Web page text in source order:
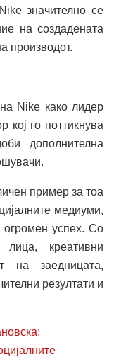
значително се
на создадената
производот.
Nike како лидер
кој го поттикнува
дополнителна
пример за тоа
медиуми,
успех. Со
креативни
на заедницата,
резултати и